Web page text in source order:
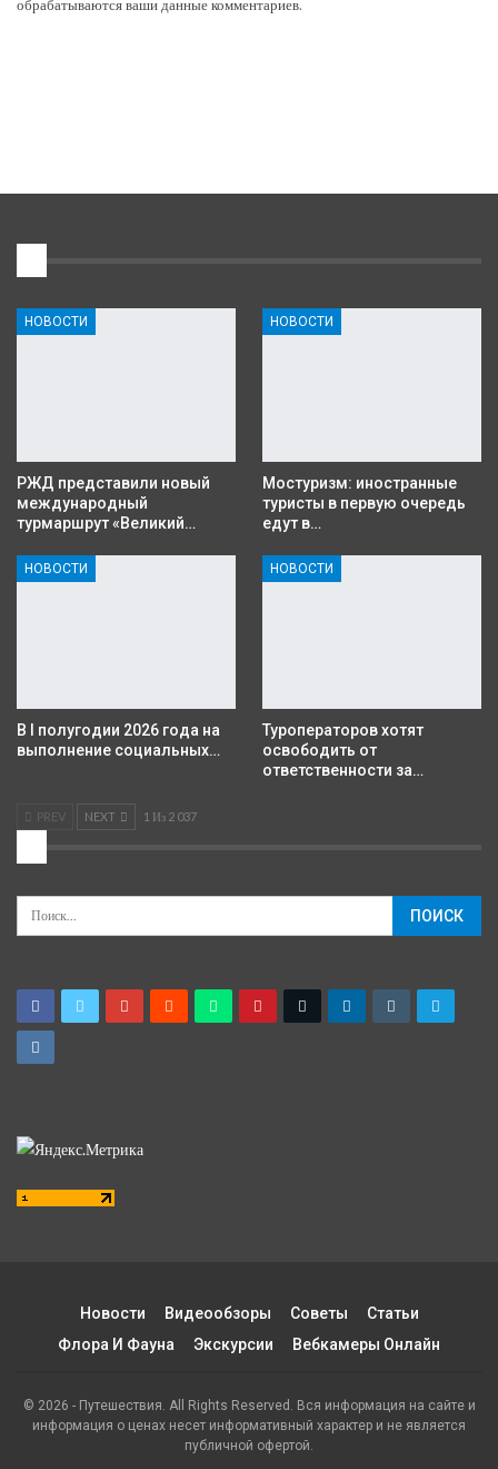
обрабатываются ваши данные комментариев.
НОВОСТИ
РЖД представили новый
международный
турмаршрут «Великий…
НОВОСТИ
Мостуризм: иностранные
туристы в первую очередь
едут в…
НОВОСТИ
В I полугодии 2026 года на
выполнение социальных…
НОВОСТИ
Туроператоров хотят
освободить от
ответственности за…
PREV NEXT 1 Из 2 037
Новости Видеообзоры Советы
Статьи
Флора И Фауна
Экскурсии Вебкамеры Онлайн
© 2026 - Путешествия. All Rights Reserved. Вся информация на сайте и
информация о ценах несет информативный характер и не является
публичной офертой.